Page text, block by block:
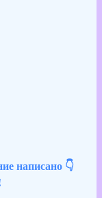
написано 👇